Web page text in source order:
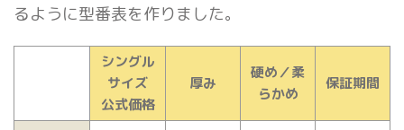
るように型番表を作りました。
シングル
サイズ
公式価格
厚み
硬め／柔
らかめ
保証期間